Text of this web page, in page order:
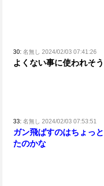
30: 名無し 2024/02/03 07:41:26
よくない事に使われそ
33: 名無し 2024/02/03 07:53:51
ガン飛ばすのはちょっ
たのかな